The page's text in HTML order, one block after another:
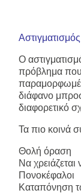
Αστιγματισμός
Ο
πρόβλημα που
διάφανο
διαφορετικό
Τα πιο κοινά
Θολή όραση
Να χρειάζεται
Πονοκέφαλοι
Καταπόνηση